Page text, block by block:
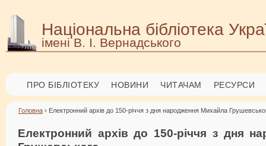
Національна бібліотека
імені В. І. Вернадського
ПРО БІБЛІОТЕКУ НОВИНИ ЧИТАЧАМ РЕСУРСИ
Головна › Електронний архів до 150-річчя з дня народження Михайла
Електронний архів до 150-річчя з дня